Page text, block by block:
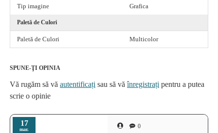
17
mar. 0
Tip imagine Grafica
Paletă de Culori
Paletă de Culori Multicolor
SPUNE-ŢI OPINIA
Vă rugăm să vă autentificați sau să văînregistrați pentru a putea
scrie o opinie